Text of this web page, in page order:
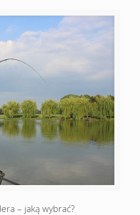
– jaką wybrać?